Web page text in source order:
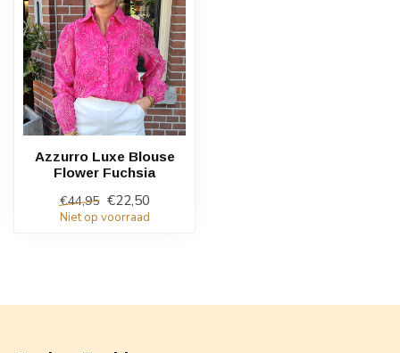
Azzurro Luxe Blouse
Flower Fuchsia
€44,95 €22,50
Niet op voorraad